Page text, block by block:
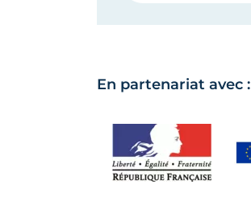
En partenariat avec :